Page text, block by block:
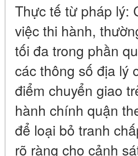
Thực tế từ pháp lý:
việc thi hành,
tối đa trong phần
các thông số địa lý
điểm chuyển giao
hành chính quận
để loại bỏ tranh
rõ ràng cho cảnh